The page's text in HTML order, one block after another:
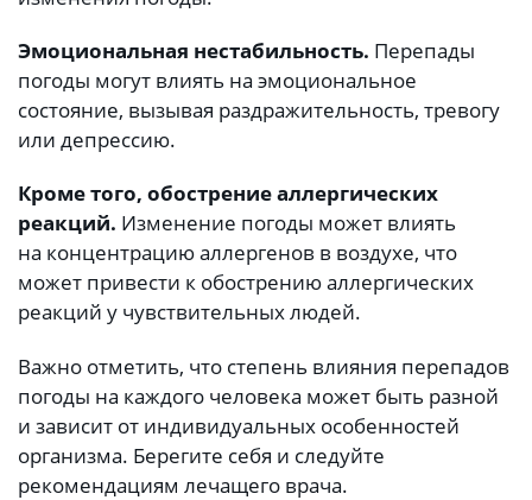
Эмоциональная нестабильность. Перепады
погоды могут влиять на эмоциональное
состояние, вызывая раздражительность, тревогу
или депрессию.
Кроме того, обострение аллергических
реакций. Изменение погоды может влиять
на концентрацию аллергенов в воздухе, что
может привести к обострению аллергических
реакций у чувствительных людей.
Важно отметить, что степень влияния перепадов
погоды на каждого человека может быть разной
и зависит от индивидуальных особенностей
организма. Берегите себя и следуйте
рекомендациям лечащего врача.